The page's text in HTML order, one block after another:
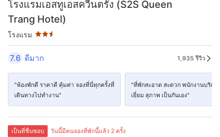
โรงแรมเอสทูเอสควีนตรัง (S2S Queen
Trang Hotel)
โรงแรม
7.6 ดีมาก 1,935 รีวิว
"ห้องพักดี ราคาดี คุ้มค่า จองที่นี่ทุกครั้งที่
เดินทางไปทำงาน"
"ที่พักสะอาด สะดวก พนักงานบริกา
เยี่ยม สุภาพ เป็นกันเอง"
เป็นที่ชื่นชอบ วันนี้มีคนจองที่พักนี้แล้ว 2 ครั้ง